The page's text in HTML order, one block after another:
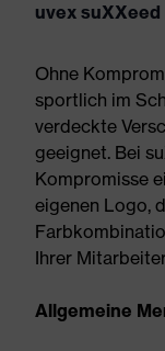
uvex
Ohne
sportlich im
verdeckte
geeignet. Bei
Kompromisse
eigenen Logo,
Ihrer
Allgemeine